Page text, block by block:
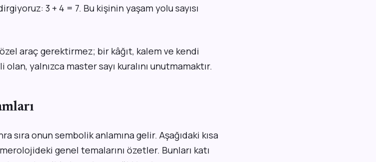
3 + 4 = 7. Bu kişinin yaşam yolu sayısı
araç gerektirmez; bir kâğıt, kalem ve kendi
yalnızca master sayı kuralını unutmamaktır.
sıra onun sembolik anlamına gelir. Aşağıdaki kısa
genel temalarını özetler. Bunları katı